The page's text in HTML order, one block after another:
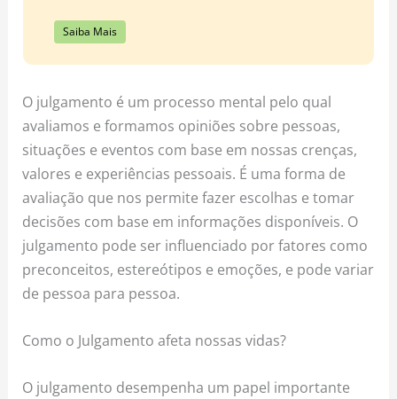
Saiba Mais
O julgamento é um processo mental pelo qual
avaliamos e formamos opiniões sobre pessoas,
situações e eventos com base em nossas crenças,
valores e experiências pessoais. É uma forma de
avaliação que nos permite fazer escolhas e tomar
decisões com base em informações disponíveis. O
julgamento pode ser influenciado por fatores como
preconceitos, estereótipos e emoções, e pode variar
de pessoa para pessoa.
Como o Julgamento afeta nossas vidas?
O julgamento desempenha um papel importante